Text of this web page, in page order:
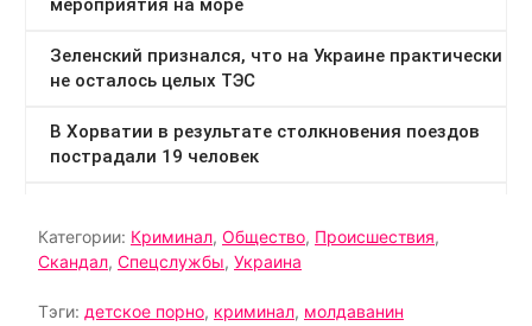
Категории: Криминал, Общество, Происшествия,
Скандал, Спецслужбы, Украина
Тэги: детское порно, криминал, молдаванин